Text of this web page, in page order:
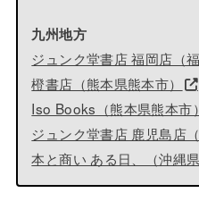
九州地方
ジュンク堂書店 福岡店（
橙書店（熊本県熊本市）
Iso Books（熊本県熊本市）
ジュンク堂書店 鹿児島店
本と商い ある日、（沖縄県